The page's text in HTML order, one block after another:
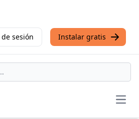
sesión Instalar gratis